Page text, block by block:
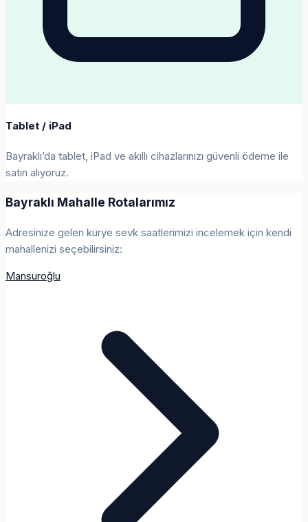
Tablet / iPad
Bayraklı’da tablet, iPad ve akıllı cihazlarınızı güvenli ödeme ile
satın alıyoruz.
Bayraklı Mahalle Rotalarımız
Adresinize gelen kurye sevk saatlerimizi incelemek için kendi
mahallenizi seçebilirsiniz:
Mansuroğlu